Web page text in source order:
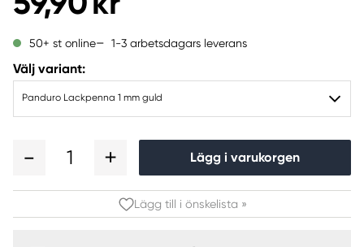
50+ st online 1-3 arbetsdagars leverans
Välj variant:
Panduro Lackpenna 1 mm guld
1 Lägg i varukorgen
Lägg till i önskelista »